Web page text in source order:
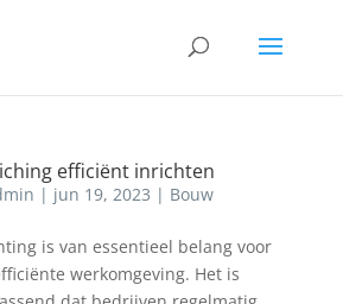
efficiënt inrichten
| jun 19, 2023 | Bouw
is van essentieel belang voor
werkomgeving. Het is